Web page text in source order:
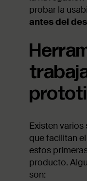
probar la
antes del
Existen
que facilitan
estos
producto.
son: